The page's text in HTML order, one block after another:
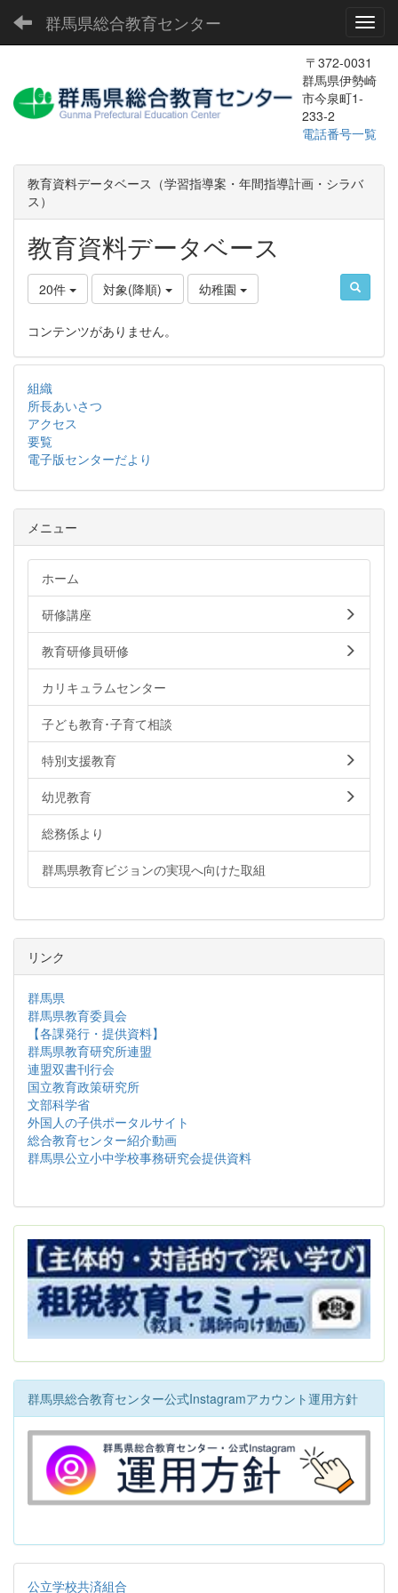
群馬県総合教育センター
〒372-0031
群馬県伊勢崎
市今泉町1-
233-2
電話番号一覧
教育資料データベース（学習指導案・年間指導計画・シラバ
ス）
教育資料データベース
20件 対象(降順) 幼稚園
コンテンツがありません。
組織
所長あいさつ
アクセス
要覧
電子版センターだより
メニュー
ホーム
研修講座
教育研修員研修
カリキュラムセンター
子ども教育･子育て相談
特別支援教育
幼児教育
総務係より
群馬県教育ビジョンの実現へ向けた取組
リンク
群馬県
群馬県教育委員会
【各課発行・提供資料】
群馬県教育研究所連盟
連盟双書刊行会
国立教育政策研究所
文部科学省
外国人の子供ポータルサイト
総合教育センター紹介動画
群馬県公立小中学校事務研究会提供資料
群馬県総合教育センター公式Instagramアカウント運用方針
公立学校共済組合